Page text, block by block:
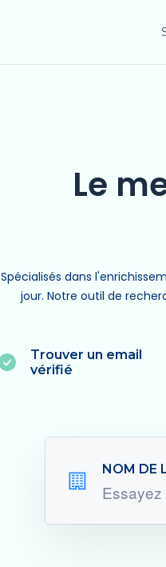
Le
Spécialisés dans
jour. Notre outil de
Trouver un email
vérifié
NOM DE